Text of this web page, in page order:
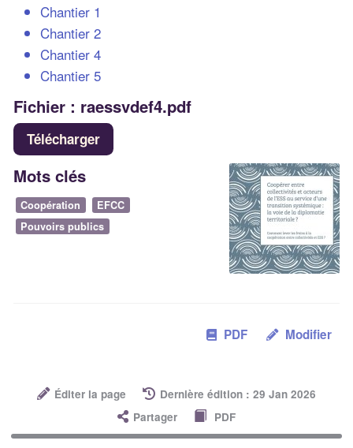
Chantier 1
Chantier 2
Chantier 4
Chantier 5
Fichier : raessvdef4.pdf
Télécharger
Mots clés
Coopération
EFCC
Pouvoirs publics
PDF Modifier
Éditer la page
Dernière édition : 29 Jan 2026
Partager
PDF